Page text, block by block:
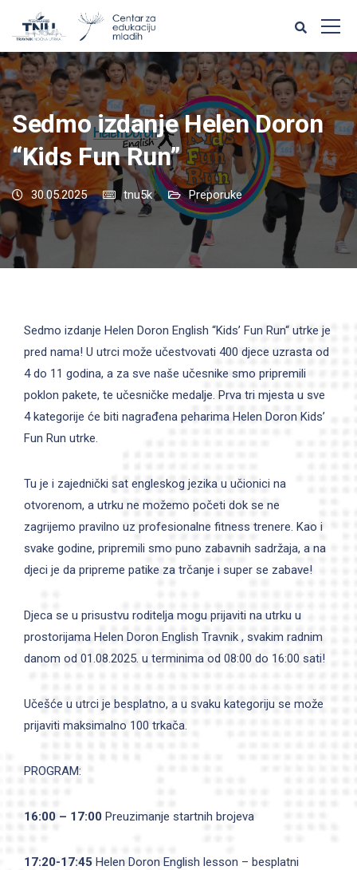
Sedmo izdanje Helen Doron
“Kids Fun Run”
30.05.2025 tnu5k Preporuke
Sedmo izdanje Helen Doron English “Kids’ Fun Run“ utrke je
pred nama! U utrci može učestvovati 400 djece uzrasta od
4 do 11 godina, a za sve naše učesnike smo pripremili
poklon pakete, te učesničke medalje. Prva tri mjesta u sve
4 kategorije će biti nagrađena peharima Helen Doron Kids’
Fun Run utrke.
Tu je i zajednički sat engleskog jezika u učionici na
otvorenom, a utrku ne možemo početi dok se ne
zagrijemo pravilno uz profesionalne fitness trenere. Kao i
svake godine, pripremili smo puno zabavnih sadržaja, a na
djeci je da pripreme patike za trčanje i super se zabave!
Djeca se u prisustvu roditelja mogu prijaviti na utrku u
prostorijama Helen Doron English Travnik , svakim radnim
danom od 01.08.2025. u terminima od 08:00 do 16:00 sati!
Učešće u utrci je besplatno, a u svaku kategoriju se može
prijaviti maksimalno 100 trkača.
PROGRAM:
16:00 – 17:00 Preuzimanje startnih brojeva
17:20-17:45 Helen Doron English lesson – besplatni